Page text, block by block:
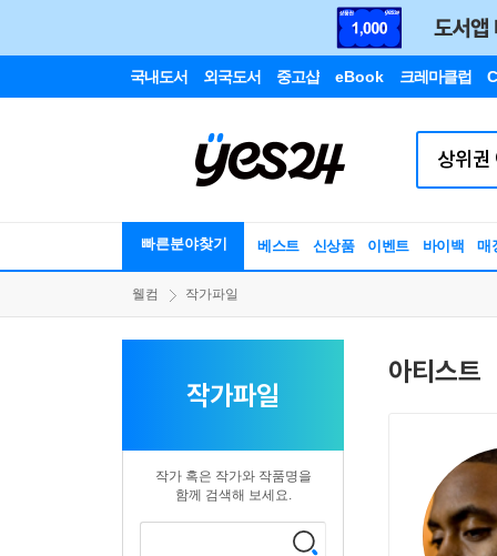
국내도서 외국도서 중고샵 eBook 크레마클럽
빠른분야찾기 베스트 신상품 이벤트 바이백 매
웰컴 작가파일
작가파일
작가 혹은 작가와 작품명을
함께 검색해 보세요.
아티스트